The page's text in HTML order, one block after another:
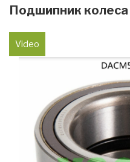
Подшипник колеса
Video